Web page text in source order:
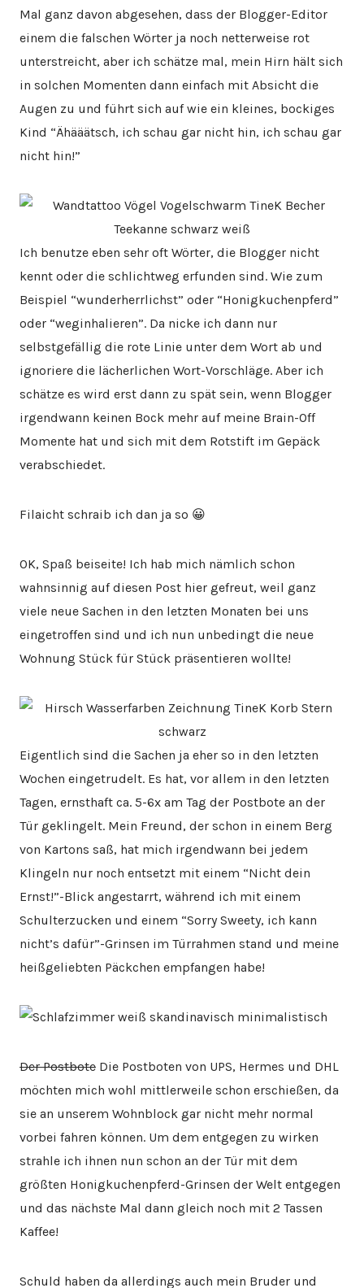
Mal ganz davon abgesehen, dass der Blogger-Editor
einem die falschen Wörter ja noch netterweise rot
unterstreicht, aber ich schätze mal, mein Hirn hält sich
in solchen Momenten dann einfach mit Absicht die
Augen zu und führt sich auf wie ein kleines, bockiges
Kind “Ähääätsch, ich schau gar nicht hin, ich schau gar
nicht hin!”
Ich benutze eben sehr oft Wörter, die Blogger nicht
kennt oder die schlichtweg erfunden sind. Wie zum
Beispiel “wunderherrlichst” oder “Honigkuchenpferd”
oder “weginhalieren”. Da nicke ich dann nur
selbstgefällig die rote Linie unter dem Wort ab und
ignoriere die lächerlichen Wort-Vorschläge. Aber ich
schätze es wird erst dann zu spät sein, wenn Blogger
irgendwann keinen Bock mehr auf meine Brain-Off
Momente hat und sich mit dem Rotstift im Gepäck
verabschiedet.
Filaicht schraib ich dan ja so 😀
OK, Spaß beiseite! Ich hab mich nämlich schon
wahnsinnig auf diesen Post hier gefreut, weil ganz
viele neue Sachen in den letzten Monaten bei uns
eingetroffen sind und ich nun unbedingt die neue
Wohnung Stück für Stück präsentieren wollte!
Eigentlich sind die Sachen ja eher so in den letzten
Wochen eingetrudelt. Es hat, vor allem in den letzten
Tagen, ernsthaft ca. 5-6x am Tag der Postbote an der
Tür geklingelt. Mein Freund, der schon in einem Berg
von Kartons saß, hat mich irgendwann bei jedem
Klingeln nur noch entsetzt mit einem “Nicht dein
Ernst!”-Blick angestarrt, während ich mit einem
Schulterzucken und einem “Sorry Sweety, ich kann
nicht’s dafür”-Grinsen im Türrahmen stand und meine
heißgeliebten Päckchen empfangen habe!
Der Postbote Die Postboten von UPS, Hermes und DHL
möchten mich wohl mittlerweile schon erschießen, da
sie an unserem Wohnblock gar nicht mehr normal
vorbei fahren können. Um dem entgegen zu wirken
strahle ich ihnen nun schon an der Tür mit dem
größten Honigkuchenpferd-Grinsen der Welt entgegen
und das nächste Mal dann gleich noch mit 2 Tassen
Kaffee!
Schuld haben da allerdings auch mein Bruder und